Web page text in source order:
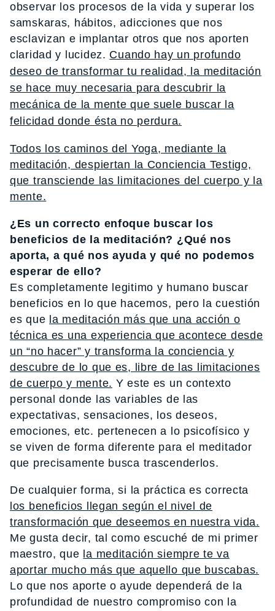
observar los procesos de la vida y superar los
samskaras, hábitos, adicciones que nos
esclavizan e implantar otros que nos aporten
claridad y lucidez. Cuando hay un profundo
deseo de transformar tu realidad, la meditación
se hace muy necesaria para descubrir la
mecánica de la mente que suele buscar la
felicidad donde ésta no perdura.
Todos los caminos del Yoga, mediante la
meditación, despiertan la Conciencia Testigo,
que transciende las limitaciones del cuerpo y la
mente.
¿Es un correcto enfoque buscar los
beneficios de la meditación? ¿Qué nos
aporta, a qué nos ayuda y qué no podemos
esperar de ello?
Es completamente legitimo y humano buscar
beneficios en lo que hacemos, pero la cuestión
es que la meditación más que una acción o
técnica es una experiencia que acontece desde
un “no hacer” y transforma la conciencia y
descubre de lo que es, libre de las limitaciones
de cuerpo y mente. Y este es un contexto
personal donde las variables de las
expectativas, sensaciones, los deseos,
emociones, etc. pertenecen a lo psicofísico y
se viven de forma diferente para el meditador
que precisamente busca trascenderlos.
De cualquier forma, si la práctica es correcta
los beneficios llegan según el nivel de
transformación que deseemos en nuestra vida.
Me gusta decir, tal como escuché de mi primer
maestro, que la meditación siempre te va
aportar mucho más que aquello que buscabas.
Lo que nos aporte o ayude dependerá de la
profundidad de nuestro compromiso con la